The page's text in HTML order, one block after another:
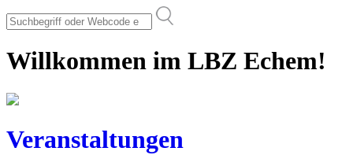
Willkommen im LBZ Echem!
Veranstaltungen